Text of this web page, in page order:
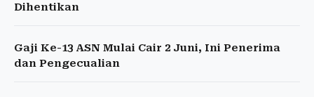
Dihentikan
Gaji Ke-13 ASN Mulai Cair 2 Juni, Ini Penerima
dan Pengecualian